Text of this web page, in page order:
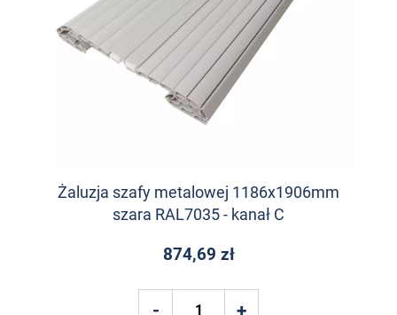
Żaluzja szafy metalowej 1186x1906mm
szara RAL7035 - kanał C
874,69 zł